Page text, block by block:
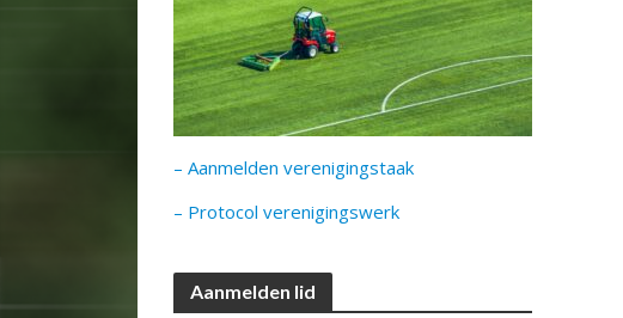
– Aanmelden verenigingstaak
– Protocol verenigingswerk
Aanmelden lid